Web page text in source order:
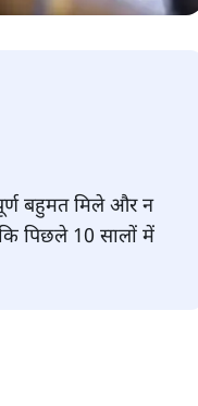
बहुमत मिले और न
पिछले 10 सालों में